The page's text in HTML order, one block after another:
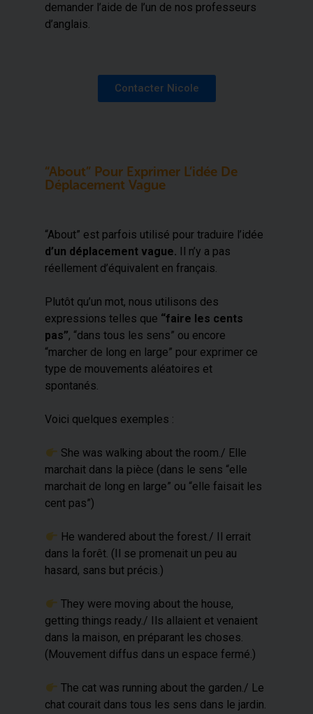
demander l’aide de l’un de nos professeurs
d’anglais.
Contacter Nicole
“About” Pour Exprimer L’idée De
Déplacement Vague
“About” est parfois utilisé pour traduire l’idée
d’un déplacement vague. Il n’y a pas
réellement d’équivalent en français.
Plutôt qu’un mot, nous utilisons des
expressions telles que “faire les cents
pas”, “dans tous les sens” ou encore
“marcher de long en large” pour exprimer ce
type de mouvements aléatoires et
spontanés.
Voici quelques exemples :
​ She was walking about the room./ Elle
marchait dans la pièce (dans le sens “elle
marchait de long en large” ou “elle faisait les
cent pas”)
​ He wandered about the forest./ Il errait
dans la forêt. (Il se promenait un peu au
hasard, sans but précis.)
​ They were moving about the house,
getting things ready./ Ils allaient et venaient
dans la maison, en préparant les choses.
(Mouvement diffus dans un espace fermé.)
​ The cat was running about the garden./ Le
chat courait dans tous les sens dans le jardin.